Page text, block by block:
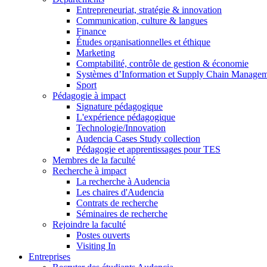
Entrepreneuriat, stratégie & innovation
Communication, culture & langues
Finance
Études organisationnelles et éthique
Marketing
Comptabilité, contrôle de gestion & économie
Systèmes d’Information et Supply Chain
Sport
Pédagogie à impact
Signature pédagogique
L'expérience pédagogique
Technologie/Innovation
Audencia Cases Study collection
Pédagogie et apprentissages pour TES
Membres de la faculté
Recherche à impact
La recherche à Audencia
Les chaires d'Audencia
Contrats de recherche
Séminaires de recherche
Rejoindre la faculté
Postes ouverts
Visiting In
Entreprises